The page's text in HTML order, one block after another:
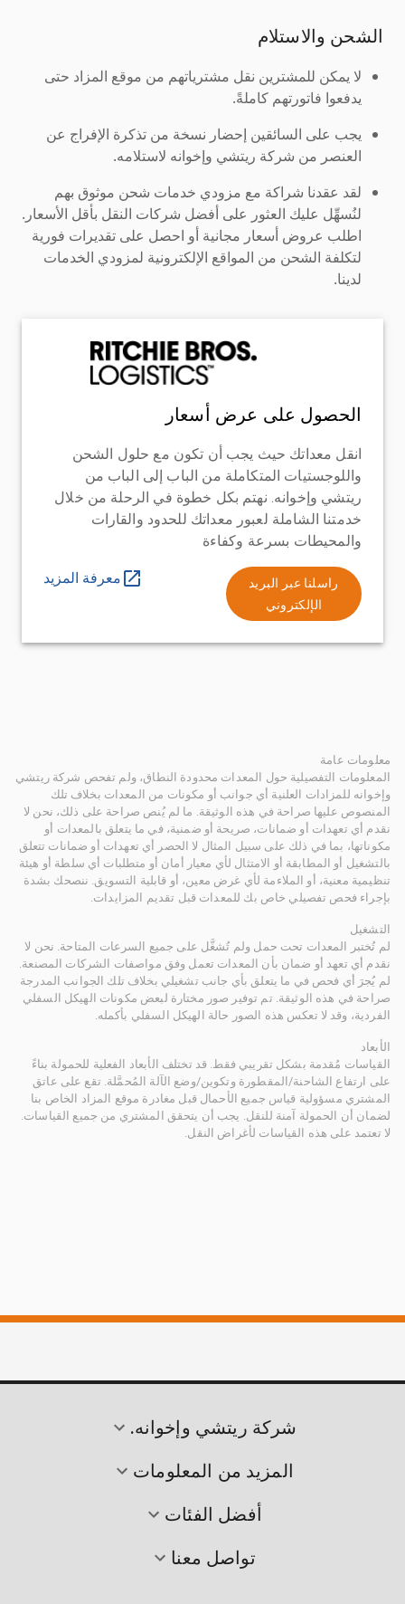
الشحن والاستلام
لا يمكن للمشترين نقل مشترياتهم من موقع المزاد حتى
يدفعوا فاتورتهم كاملةً.
يجب على السائقين إحضار نسخة من تذكرة الإفراج عن
العنصر من شركة ريتشي وإخوانه لاستلامه.
لقد عقدنا شراكة مع مزودي خدمات شحن موثوق بهم
لنُسهِّل عليك العثور على أفضل شركات النقل بأقل الأسعار.
اطلب عروض أسعار مجانية أو احصل على تقديرات فورية
لتكلفة الشحن من المواقع الإلكترونية لمزودي الخدمات
لدينا.
الحصول على عرض أسعار
انقل معداتك حيث يجب أن تكون مع حلول الشحن
واللوجستيات المتكاملة من الباب إلى الباب من
ريتشي وإخوانه. نهتم بكل خطوة في الرحلة من خلال
خدمتنا الشاملة لعبور معداتك للحدود والقارات
والمحيطات بسرعة وكفاءة
راسلنا عبر البريد
الإلكتروني
معرفة المزيد
معلومات عامة
المعلومات التفصيلية حول المعدات محدودة النطاق، ولم تفحص شركة ريتشي
وإخوانه للمزادات العلنية أي جوانب أو مكونات من المعدات بخلاف تلك
المنصوص عليها صراحة في هذه الوثيقة. ما لم يُنص صراحة على ذلك، نحن لا
نقدم أي تعهدات أو ضمانات، صريحة أو ضمنية، في ما يتعلق بالمعدات أو
مكوناتها، بما في ذلك على سبيل المثال لا الحصر أي تعهدات أو ضمانات تتعلق
بالتشغيل أو المطابقة أو الامتثال لأي معيار أمان أو متطلبات أي سلطة أو هيئة
تنظيمية معنية، أو الملاءمة لأي غرض معين، أو قابلية التسويق. ننصحك بشدة
بإجراء فحص تفصيلي خاص بك للمعدات قبل تقديم المزايدات.
التشغيل
لم تُختبر المعدات تحت حمل ولم تُشغَّل على جميع السرعات المتاحة. نحن لا
نقدم أي تعهد أو ضمان بأن المعدات تعمل وفق مواصفات الشركات المصنعة.
لم يُجرَ أي فحص في ما يتعلق بأي جانب تشغيلي بخلاف تلك الجوانب المدرجة
صراحة في هذه الوثيقة. تم توفير صور مختارة لبعض مكونات الهيكل السفلي
الفردية، وقد لا تعكس هذه الصور حالة الهيكل السفلي بأكمله.
الأبعاد
القياسات مُقدمة بشكل تقريبي فقط. قد تختلف الأبعاد الفعلية للحمولة بناءً
على ارتفاع الشاحنة/المقطورة وتكوين/وضع الآلة المُحمَّلة. تقع على عاتق
المشتري مسؤولية قياس جميع الأحمال قبل مغادرة موقع المزاد الخاص بنا
لضمان أن الحمولة آمنة للنقل. يجب أن يتحقق المشتري من جميع القياسات.
لا تعتمد على هذه القياسات لأغراض النقل.
شركة ريتشي وإخوانه.
المزيد من المعلومات
أفضل الفئات
تواصل معنا